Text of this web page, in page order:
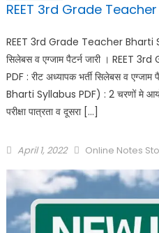
REET 3rd Grade
REET 3rd Grade Teacher Bharti
सिलेबस व एग्जाम पैटर्न जारी । REET
PDF : रीट अध्यापक भर्ती सिलेबस व
Bharti Syllabus PDF) : 2 चरणों मे
परीक्षा पात्रता व दूसरा […]
April 1, 2022 Online Notes